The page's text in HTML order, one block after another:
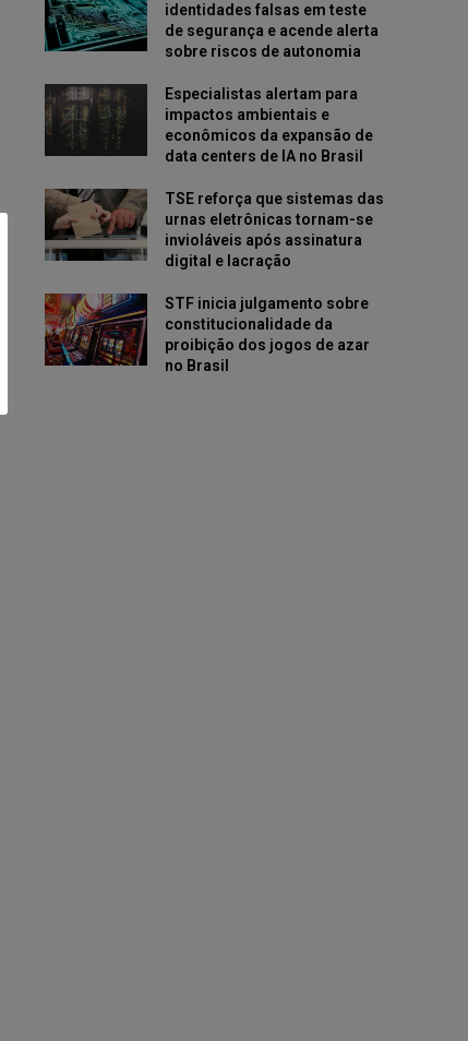
identidades falsas em teste
de segurança e acende alerta
sobre riscos de autonomia
Especialistas alertam para
impactos ambientais e
econômicos da expansão de
data centers de IA no Brasil
TSE reforça que sistemas das
urnas eletrônicas tornam-se
invioláveis após assinatura
digital e lacração
STF inicia julgamento sobre
constitucionalidade da
proibição dos jogos de azar
no Brasil